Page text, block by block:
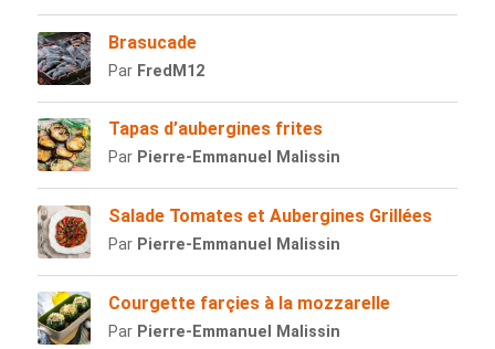
Brasucade
Par FredM12
Tapas d’aubergines frites
Par Pierre-Emmanuel Malissin
Salade Tomates et Aubergines Grillées
Par Pierre-Emmanuel Malissin
Courgette farçies à la mozzarelle
Par Pierre-Emmanuel Malissin